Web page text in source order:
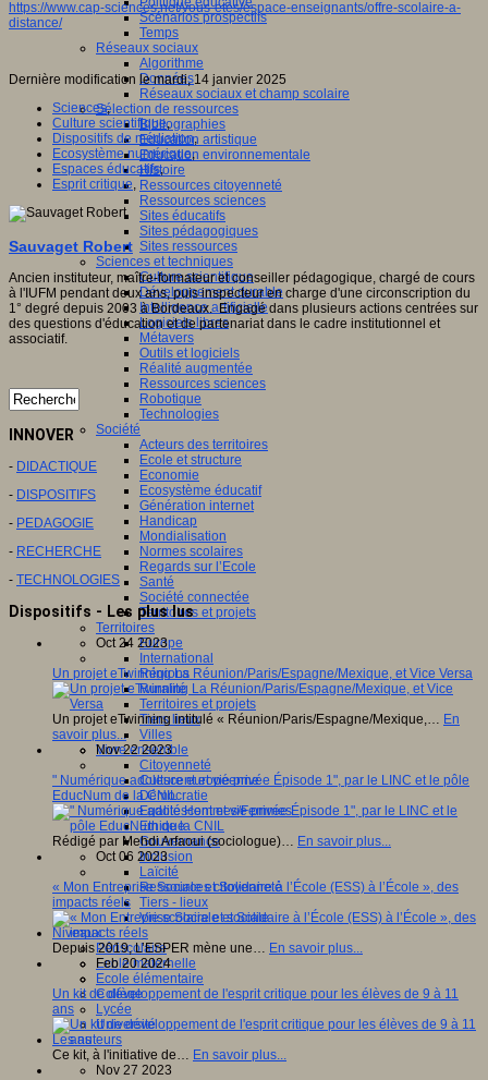
Scénarios prospectifs
Temps
Réseaux sociaux
Algorithme
Données
Réseaux sociaux et champ scolaire
Sélection de ressources
Bibliographies
Education artistique
Education environnementale
Histoire
Ressources citoyenneté
Ressources sciences
Sites éducatifs
Sites pédagogiques
Sites ressources
Sciences et techniques
Culture scientifique
Développement durable
Intelligence artificielle
Logiciels libres
Métavers
Outils et logiciels
Réalité augmentée
Ressources sciences
Robotique
Technologies
Société
Acteurs des territoires
Ecole et structure
Economie
Ecosystème éducatif
Génération internet
Handicap
Mondialisation
Normes scolaires
Regards sur l’Ecole
Santé
Société connectée
Territoires et projets
Territoires
Europe
International
Régions
Ruralité
Territoires et projets
Tiers lieux
Villes
Vivre ensemble
Citoyenneté
Culture européenne
Démocratie
Egalité Hommes/Femmes
Ethique
Gouvernance
Inclusion
Laïcité
Ressources citoyenneté
Tiers - lieux
Vie scolaire et sociale
Niveaux
Périscolaire
Ecole maternelle
Ecole élémentaire
Collège
Lycée
Université
Les auteurs
https://www.cap-sciences.net/vous-etes/espace-enseignants/offre-scolaire-a-
distance/
Dernière modification le mardi, 14 janvier 2025
Sciences,
Culture scientifique,
Dispositifs de médiation,
Ecosystème numérique,
Espaces éducatifs,
Esprit critique,
Sauvaget Robert
Ancien instituteur, maître-formateur et conseiller pédagogique, chargé de cours
à l'IUFM pendant deux ans, puis inspecteur en charge d'une circonscription du
1° degré depuis 2003 à Bordeaux. Engagé dans plusieurs actions centrées sur
des questions d'éducation et de partenariat dans le cadre institutionnel et
associatif.
INNOVER
- DIDACTIQUE
- DISPOSITIFS
- PEDAGOGIE
- RECHERCHE
- TECHNOLOGIES
Dispositifs - Les plus lus
Oct 24 2023
Un projet eTwinning La Réunion/Paris/Espagne/Mexique, et Vice Versa
Un projet eTwinning intitulé « Réunion/Paris/Espagne/Mexique,… En
savoir plus...
Nov 22 2023
" Numérique adolescent et vie privée Épisode 1", par le LINC et le pôle
EducNum de la CNIL
Rédigé par Mehdi Arfaoui (sociologue)… En savoir plus...
Oct 06 2023
« Mon Entreprise Sociale et Solidaire à l’École (ESS) à l’École », des
impacts réels
Depuis 2019, L’ESPER mène une… En savoir plus...
Feb 20 2024
Un kit de développement de l'esprit critique pour les élèves de 9 à 11
ans
Ce kit, à l'initiative de… En savoir plus...
Nov 27 2023